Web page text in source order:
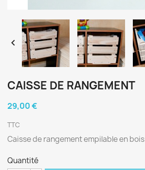

CAISSE DE RANGEMENT
29,00 €
TTC
Caisse de rangement empilable en bois
Quantité